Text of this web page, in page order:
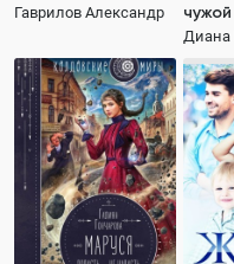
Гаврилов Александр